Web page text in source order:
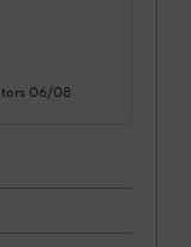
tors 06/08